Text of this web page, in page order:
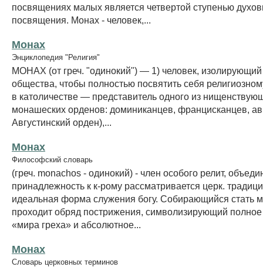
посвящениях малых является четвертой ступенью
посвящения. Монах - человек,...
Монах
Энциклопедия "Религия"
МОНАХ (от греч. "одинокий") — 1) человек, изолирующий
общества, чтобы полностью посвятить себя
в католичестве — представитель одного из
монашеских орденов: доминиканцев, францисканцев,
Августинский орден),...
Монах
Философский словарь
(греч. monachos - одинокий) - член особого релит,
принадлежность к к-рому рассматривается церк.
идеальная форма служения богу. Собирающийся стать
проходит обряд пострижения, символизирующий полное
«мира греха» и абсолютное...
Монах
Словарь церковных терминов